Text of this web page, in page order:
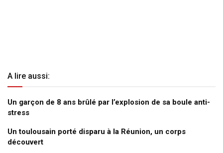
A lire aussi:
Un garçon de 8 ans brûlé par l’explosion de sa boule anti-
stress
Un toulousain porté disparu à la Réunion, un corps
découvert